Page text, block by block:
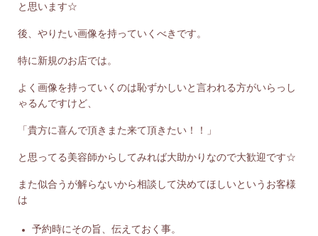
と思います☆
後、やりたい画像を持っていくべきです。
特に新規のお店では。
よく画像を持っていくのは恥ずかしいと言われる方がいらっし
ゃるんですけど、
「貴方に喜んで頂きまた来て頂きたい！！」
と思ってる美容師からしてみれば大助かりなので大歓迎です☆
また似合うが解らないから相談して決めてほしいというお客様
は
予約時にその旨、伝えておく事。